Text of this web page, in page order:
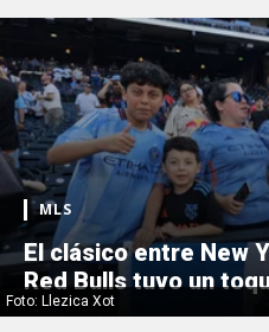
Foto: Llezica Xot
MLS
El clásico entre New
Red Bulls tuvo un